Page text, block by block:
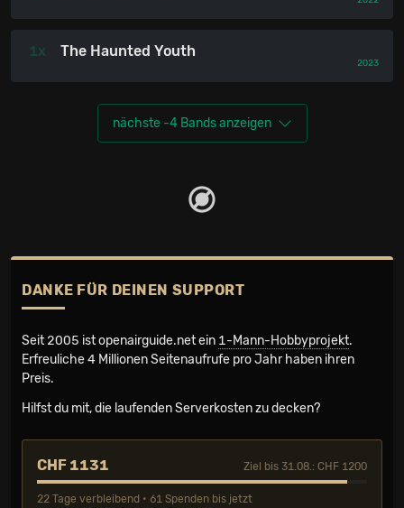
1x The Haunted Youth
2023
nächste -4 Bands anzeigen
DANKE FÜR DEINEN SUPPORT
Seit 2005 ist openairguide.net ein 1-Mann-Hobbyprojekt.
Erfreuliche 4 Millionen Seiten­aufrufe pro Jahr haben ihren
Preis.
Hilfst du mit, die laufenden Serverkosten zu decken?
CHF 1131 Ziel bis 31.08.: CHF 1200
22 Tage verbleibend • 61 Spenden bis jetzt